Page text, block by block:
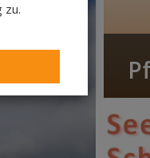
zu.